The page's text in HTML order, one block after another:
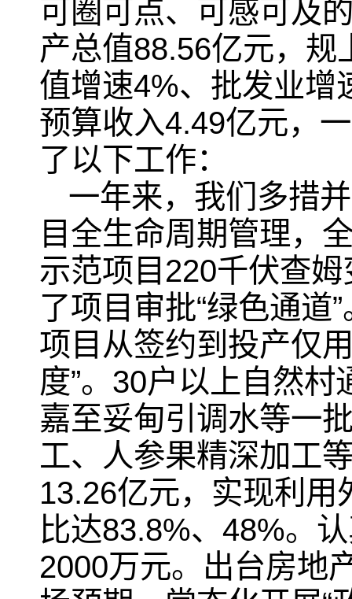
可圈可点、可感可及
产总值88.56亿元，
值增速4%、批发业增
预算收入4.49亿元，
了以下工作：
一年来，我们多措
目全生命周期管理，
示范项目220千伏查
了项目审批“绿色通道
项目从签约到投产仅
度”。30户以上自然
嘉至妥甸引调水等一
工、人参果精深加工
13.26亿元，实现利
比达83.8%、48%。
2000万元。出台房地